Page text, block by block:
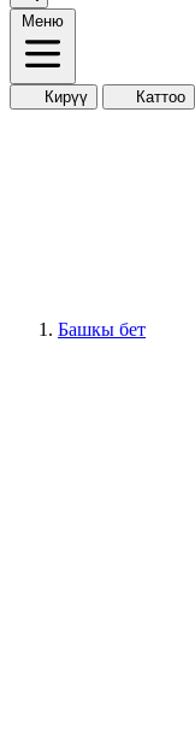
Меню
Кирүү Каттоо
Башкы бет